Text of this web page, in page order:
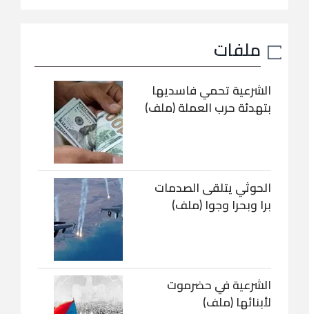
ملفات
الشرعية تحمي فاسديها
بتهدئة حرب العملة (ملف)
الحوثي يتلقى الصدمات
برا وبحرا وجوا (ملف)
الشرعية في حضرموت
لأبنائها (ملف)